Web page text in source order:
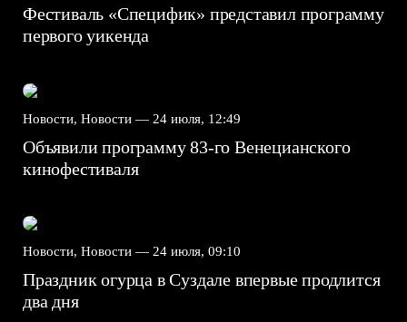
Фестиваль «Специфик» представил программу
первого уикенда
Новости, Новости — 24 июля, 12:49
Объявили программу 83-го Венецианского
кинофестиваля
Новости, Новости — 24 июля, 09:10
Праздник огурца в Суздале впервые продлится
два дня